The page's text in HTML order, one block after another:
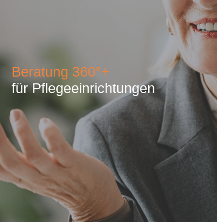
Beratung 360°+
für Pflegeeinrichtungen